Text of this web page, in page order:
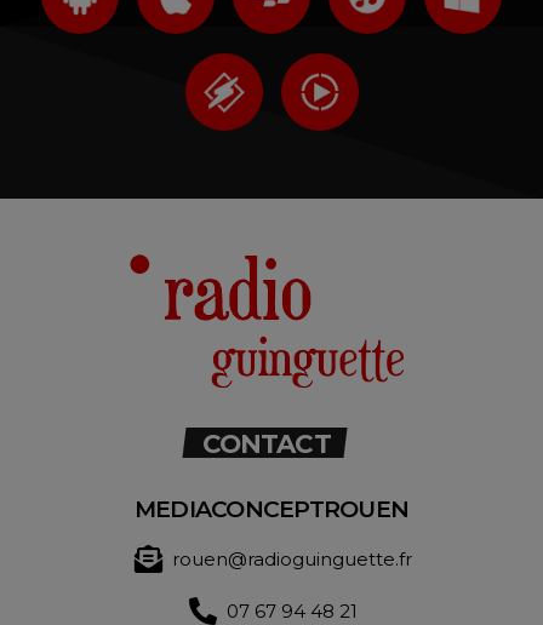
CONTACT
MEDIACONCEPTROUEN
rouen@radioguinguette.fr
07 67 94 48 21